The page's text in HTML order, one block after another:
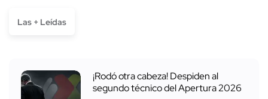
Las + Leídas
¡Rodó otra cabeza! Despiden al
segundo técnico del Apertura 2026